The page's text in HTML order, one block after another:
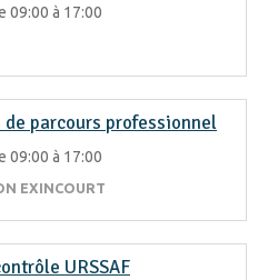
09:00 à 17:00
parcours professionnel
09:00 à 17:00
EXINCOURT
URSSAF